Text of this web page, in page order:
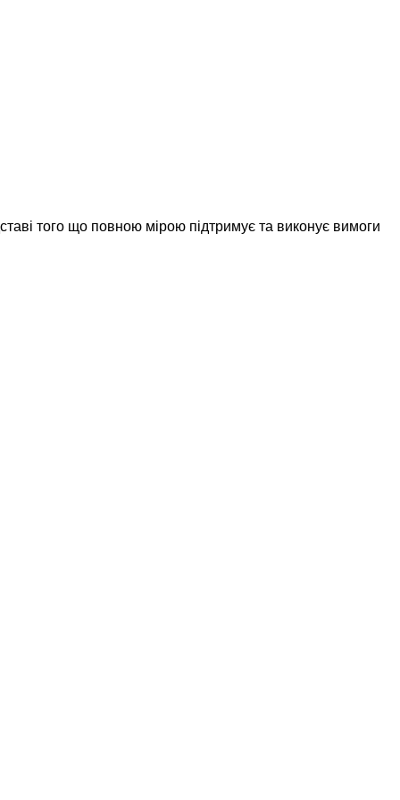
того що повною мірою підтримує та виконує вимоги